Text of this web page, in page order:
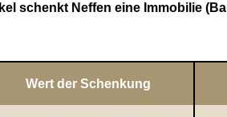
schenkt Neffen eine Immobilie
Wert der Schenkung